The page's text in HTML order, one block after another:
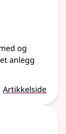
og
et anlegg
Artikkelside